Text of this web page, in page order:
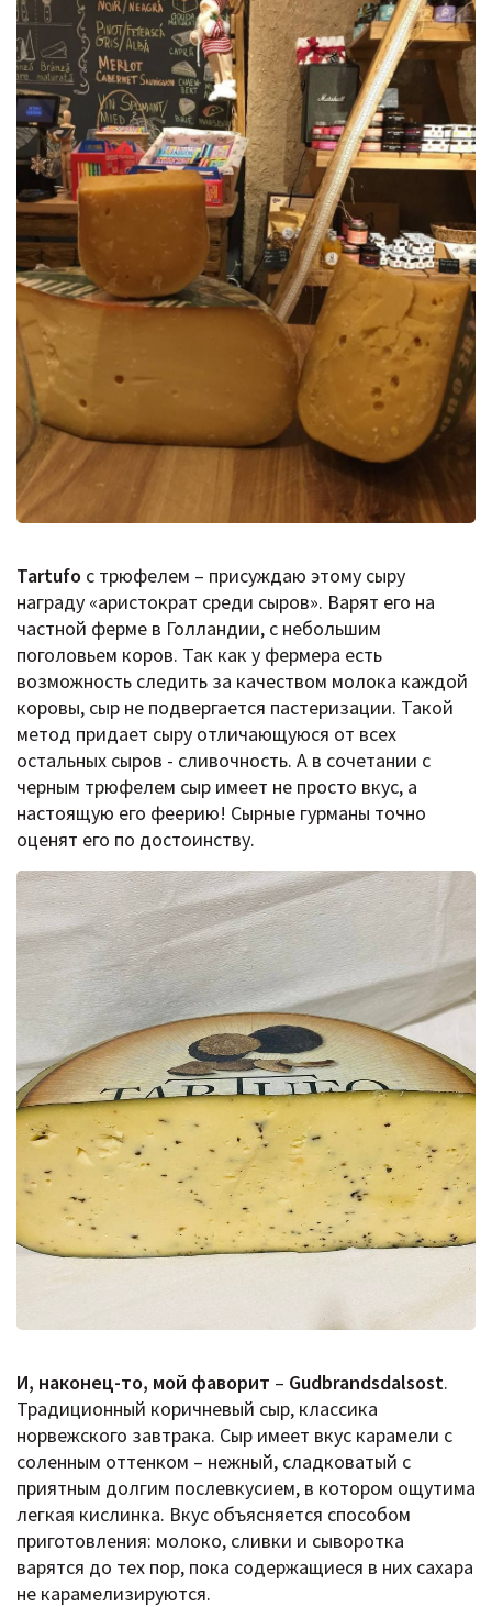
Tartufo с трюфелем – присуждаю этому сыру
награду «аристократ среди сыров». Варят его на
частной ферме в Голландии, с небольшим
поголовьем коров. Так как у фермера есть
возможность следить за качеством молока каждой
коровы, сыр не подвергается пастеризации. Такой
метод придает сыру отличающуюся от всех
остальных сыров - сливочность. А в сочетании с
черным трюфелем сыр имеет не просто вкус, а
настоящую его феерию! Сырные гурманы точно
оценят его по достоинству.
И, наконец-то, мой фаворит – Gudbrandsdalsost.
Традиционный коричневый сыр, классика
норвежского завтрака. Сыр имеет вкус карамели с
соленным оттенком – нежный, сладковатый с
приятным долгим послевкусием, в котором ощутима
легкая кислинка. Вкус объясняется способом
приготовления: молоко, cливки и сыворотка
варятся до тех пор, пока содержащиеся в них сахара
не карамелизируются.